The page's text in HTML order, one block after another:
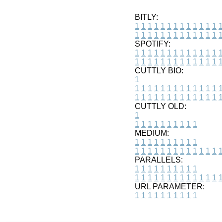
BITLY:
1 1 1 1 1 1 1 1 1 1 1 1 1 1
1 1 1 1 1 1 1 1 1 1 1 1 1 1
SPOTIFY:
1 1 1 1 1 1 1 1 1 1 1 1 1 1
1 1 1 1 1 1 1 1 1 1 1 1 1 1
CUTTLY BIO:
1
1 1 1 1 1 1 1 1 1 1 1 1 1 1
1 1 1 1 1 1 1 1 1 1 1 1 1 1
CUTTLY OLD:
1
1 1 1 1 1 1 1 1 1 1
MEDIUM:
1 1 1 1 1 1 1 1 1 1
1 1 1 1 1 1 1 1 1 1 1 1 1 1
PARALLELS:
1 1 1 1 1 1 1 1 1 1
1 1 1 1 1 1 1 1 1 1 1 1 1 1
URL PARAMETER:
1 1 1 1 1 1 1 1 1 1